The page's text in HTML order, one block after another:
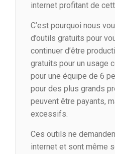
internet profitant de
C’est pourquoi nous
d’outils gratuits pour
continuer d’être
gratuits pour un usage
pour une équipe de 6
pour des plus grands
peuvent être payants,
excessifs.
Ces outils ne
internet et sont même